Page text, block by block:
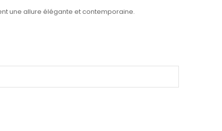
une allure élégante et contemporaine.